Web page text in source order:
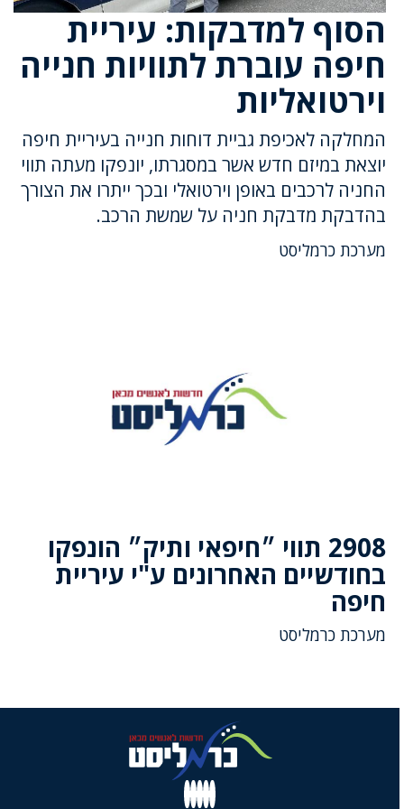
הסוף למדבקות: עיריית
חיפה עוברת לתוויות חנייה
וירטואליות
המחלקה לאכיפת גביית דוחות חנייה בעיריית חיפה
יוצאת במיזם חדש אשר במסגרתו, יונפקו מעתה תווי
החניה לרכבים באופן וירטואלי ובכך ייתרו את הצורך
בהדבקת מדבקת חניה על שמשת הרכב.
מערכת כרמליסט
2908 תווי ״חיפאי ותיק״ הונפקו
בחודשיים האחרונים ע"י עיריית
חיפה
מערכת כרמליסט